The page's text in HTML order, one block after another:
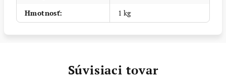
Hmotnosť: 1 kg
Súvisiaci tovar